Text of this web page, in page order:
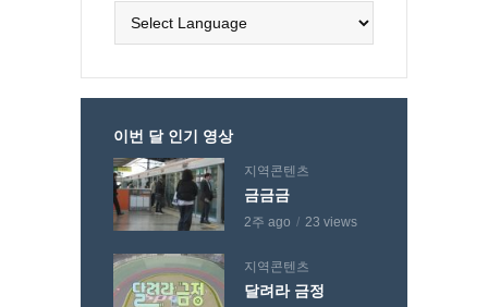
이번 달 인기 영상
지역콘텐츠
금금금
2주 ago 23 views
지역콘텐츠
달려라 금정